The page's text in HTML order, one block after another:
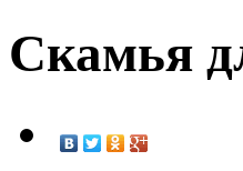
Скамья